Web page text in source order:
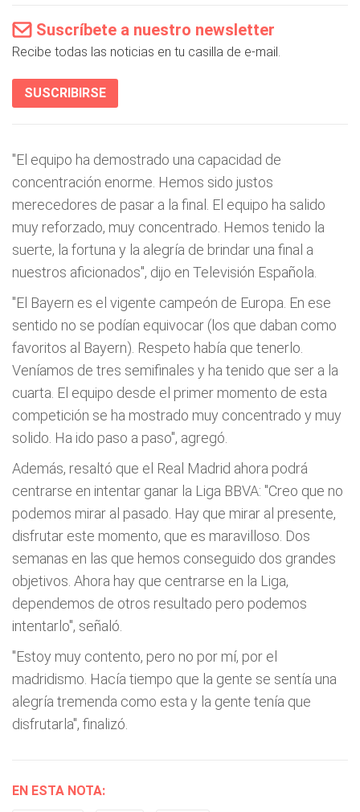
Suscríbete a nuestro newsletter
Recibe todas las noticias en tu casilla de e-mail.
SUSCRIBIRSE
"El equipo ha demostrado una capacidad de
concentración enorme. Hemos sido justos
merecedores de pasar a la final. El equipo ha salido
muy reforzado, muy concentrado. Hemos tenido la
suerte, la fortuna y la alegría de brindar una final a
nuestros aficionados", dijo en Televisión Española.
"El Bayern es el vigente campeón de Europa. En ese
sentido no se podían equivocar (los que daban como
favoritos al Bayern). Respeto había que tenerlo.
Veníamos de tres semifinales y ha tenido que ser a la
cuarta. El equipo desde el primer momento de esta
competición se ha mostrado muy concentrado y muy
solido. Ha ido paso a paso", agregó.
Además, resaltó que el Real Madrid ahora podrá
centrarse en intentar ganar la Liga BBVA: "Creo que no
podemos mirar al pasado. Hay que mirar al presente,
disfrutar este momento, que es maravilloso. Dos
semanas en las que hemos conseguido dos grandes
objetivos. Ahora hay que centrarse en la Liga,
dependemos de otros resultado pero podemos
intentarlo", señaló.
"Estoy muy contento, pero no por mí, por el
madridismo. Hacía tiempo que la gente se sentía una
alegría tremenda como esta y la gente tenía que
disfrutarla", finalizó.
EN ESTA NOTA: